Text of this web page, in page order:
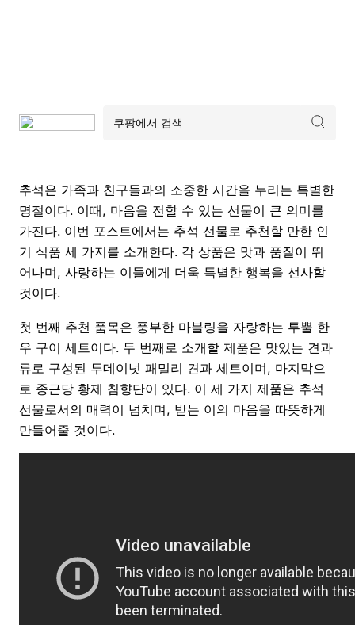
추석은 가족과 친구들과의 소중한 시간을 누리는 특별한
명절이다. 이때, 마음을 전할 수 있는 선물이 큰 의미를
가진다. 이번 포스트에서는 추석 선물로 추천할 만한 인
기 식품 세 가지를 소개한다. 각 상품은 맛과 품질이 뛰
어나며, 사랑하는 이들에게 더욱 특별한 행복을 선사할
것이다.
첫 번째 추천 품목은 풍부한 마블링을 자랑하는 투뿔 한
우 구이 세트이다. 두 번째로 소개할 제품은 맛있는 견과
류로 구성된 투데이넛 패밀리 견과 세트이며, 마지막으
로 종근당 황제 침향단이 있다. 이 세 가지 제품은 추석
선물로서의 매력이 넘치며, 받는 이의 마음을 따뜻하게
만들어줄 것이다.